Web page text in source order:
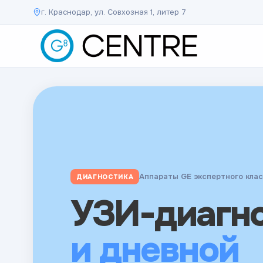
г. Краснодар, ул. Совхозная 1, литер 7
КОНСУЛЬТАЦИИ Ведущие специалисты края
врачей
ДИАГНОСТИКА Аппараты GE экспертного
УЗИ-
и дневной
АНАЛИЗЫ Результаты в кратчайшие сроки
Анализы